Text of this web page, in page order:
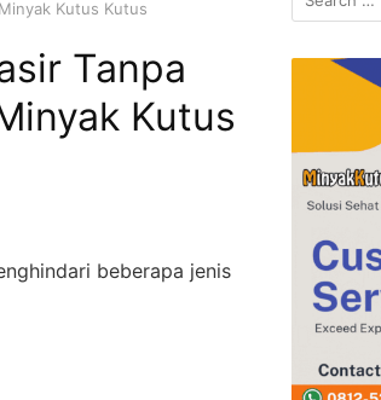
Kutus Kutus
Tanpa
Kutus
beberapa jenis
for: